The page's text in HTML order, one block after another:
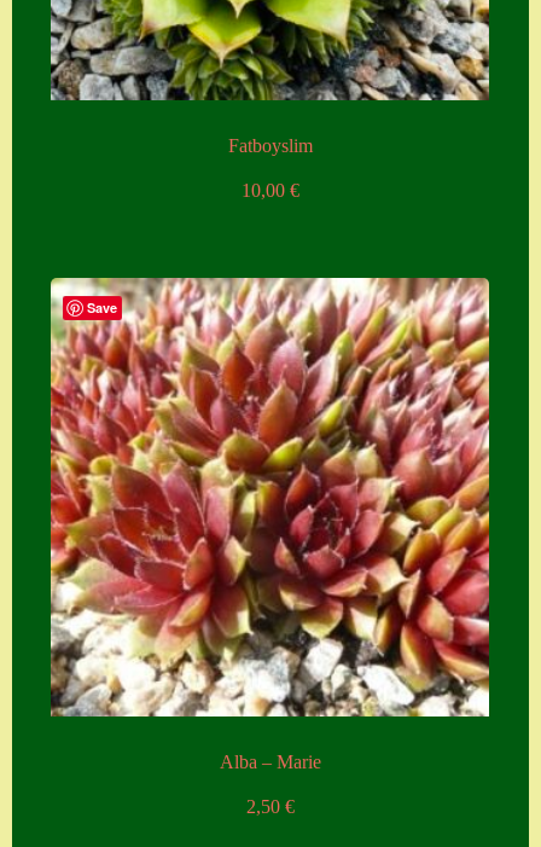
Fatboyslim
10,00 €
Save
Alba – Marie
2,50 €